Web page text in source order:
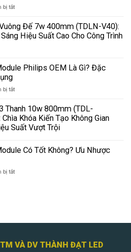
bị tắtở
Pha
LED
Module
Gì?
Sáng
Và
Ứng
Dụng
Đế 7w 400mm (TDLN-V40):
Hiệu Suất Cao Cho Công Trình
Philips OEM Là Gì? Đặc
bị tắtở
Pha
LED
Module
Là
Thanh 10w 800mm (TDL-
Khóa Kiến Tạo Không Gian
Suất Vượt Trội
Có Tốt Không? Ưu Nhược
bị tắtở
Tốt
Ưu
VÀ DV THÀNH ĐẠT LED